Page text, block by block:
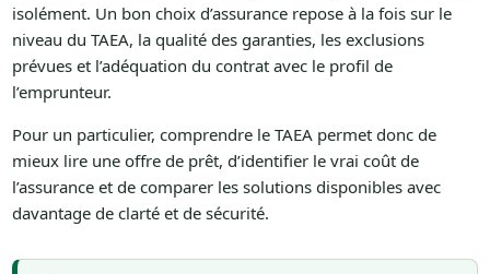
isolément. Un bon choix d’assurance repose à la fois sur le
niveau du TAEA, la qualité des garanties, les exclusions
prévues et l’adéquation du contrat avec le profil de
l’emprunteur.
Pour un particulier, comprendre le TAEA permet donc de
mieux lire une offre de prêt, d’identifier le vrai coût de
l’assurance et de comparer les solutions disponibles avec
davantage de clarté et de sécurité.